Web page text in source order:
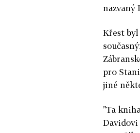
nazvaný
Křest byl
pro
jiné
"Ta